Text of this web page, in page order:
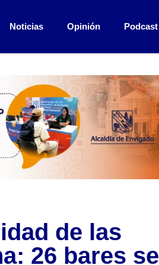
Noticias Opinión Podcast
de las
26 bares se